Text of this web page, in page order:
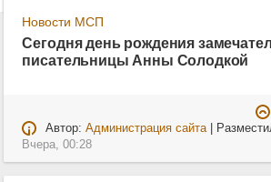
Новости МСП
Сегодня день рождения
писательницы Анны Солодкой
Автор: Администрация сайта|
Вчера, 00:28